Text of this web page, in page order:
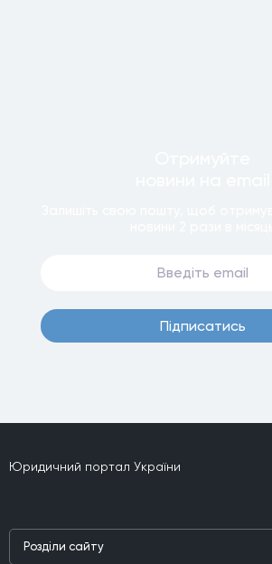
Пiдписатись
Юридичний портал України
Роздiли сайту